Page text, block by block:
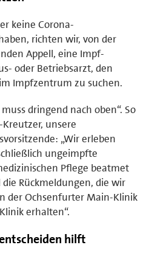
keine Corona-
richten wir, von der
Appell, eine Impf-
oder Betriebsarzt, den
Impfzentrum zu suchen.
dringend nach oben“. So
unsere
„Wir erleben
ungeimpfte
Pflege beatmet
Rückmeldungen, die wir
der Ochsenfurter Main-Klinik
erhalten“.
hilft